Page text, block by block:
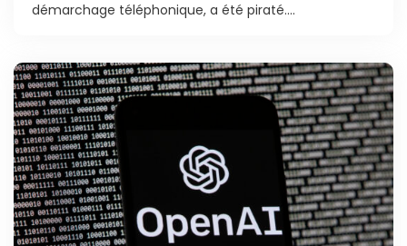
démarchage téléphonique, a été piraté....